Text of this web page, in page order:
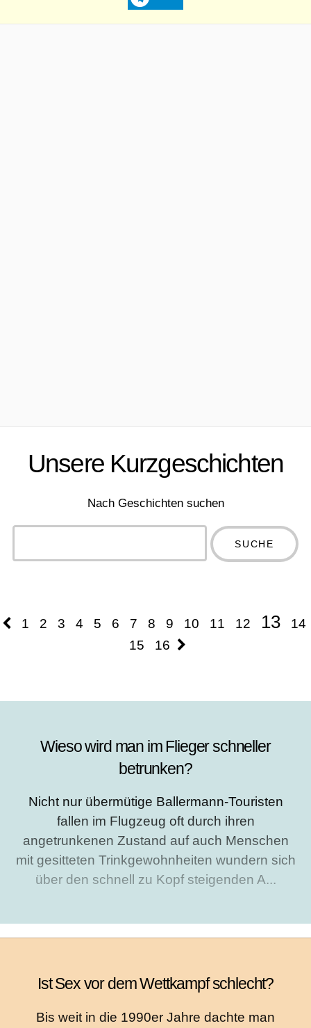
Unsere Kurzgeschichten
Nach Geschichten suchen
Type 2 or
more
1 2 3 4 5 6 7 8 9 10 11 12 13
14
15
16
Wieso wird man im Flieger schneller
betrunken?
Nicht nur übermütige Ballermann-Touristen
fallen im Flugzeug oft durch ihren
angetrunkenen Zustand auf auch Menschen
mit gesitteten Trinkgewohnheiten wundern sich
über den schnell zu Kopf steigenden A...
Ist Sex vor dem Wettkampf schlecht?
Bis weit in die 1990er Jahre dachte man